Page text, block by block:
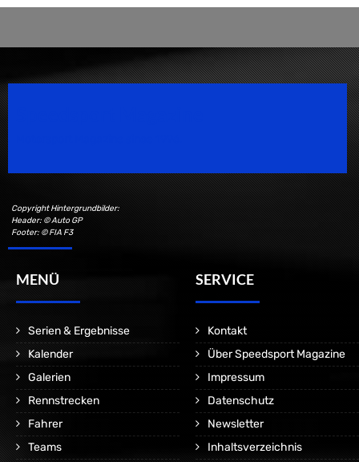
Copyright Hintergrundbilder:
Header: © Auto GP
Footer: © FIA F3
MENÜ
Serien & Ergebnisse
Kalender
Galerien
Rennstrecken
Fahrer
Teams
SERVICE
Kontakt
Über Speedsport Magazine
Impressum
Datenschutz
Newsletter
Inhaltsverzeichnis